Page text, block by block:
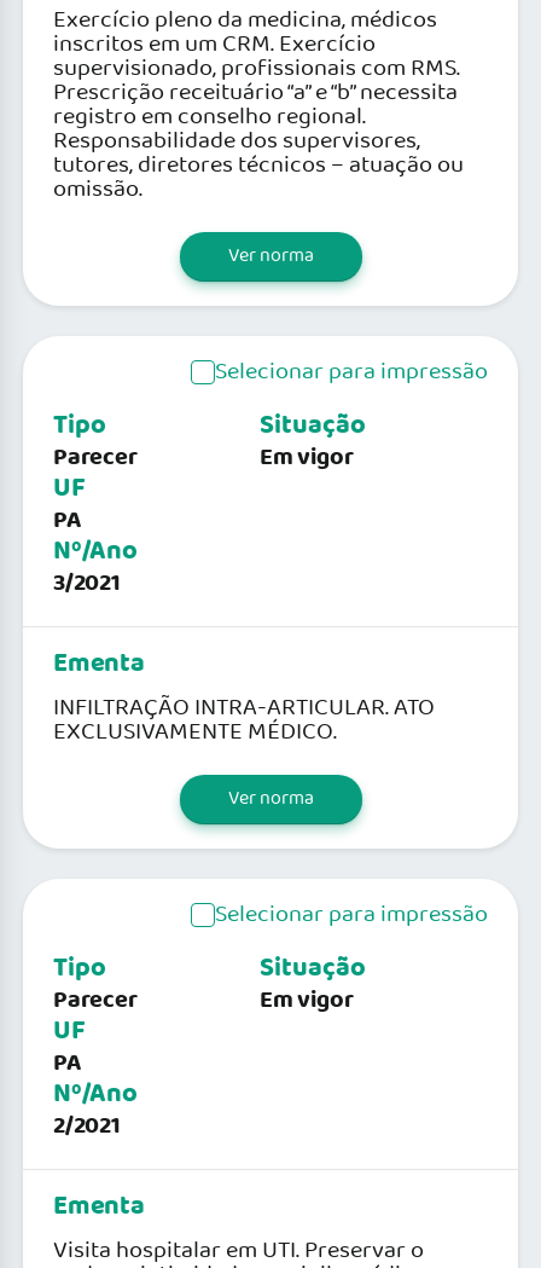
Exercício pleno da medicina, médicos
inscritos em um CRM. Exercício
supervisionado, profissionais com RMS.
Prescrição receituário “a” e “b” necessita
registro em conselho regional.
Responsabilidade dos supervisores,
tutores, diretores técnicos – atuação ou
omissão.
Ver norma
Selecionar para impressão
Tipo
Parecer
UF
PA
Nº/Ano
3/2021
Situação
Em vigor
Ementa
INFILTRAÇÃO INTRA-ARTICULAR. ATO
EXCLUSIVAMENTE MÉDICO.
Ver norma
Selecionar para impressão
Tipo
Parecer
UF
PA
Nº/Ano
2/2021
Situação
Em vigor
Ementa
Visita hospitalar em UTI. Preservar o